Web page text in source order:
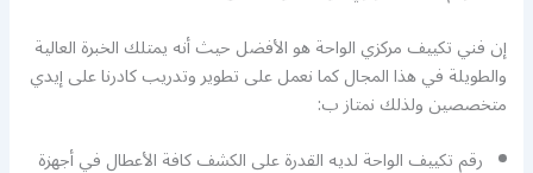
إن فني تكييف مركزي الواحة هو الأفضل حيث أنه يمتلك الخبرة العالية
والطويلة في هذا المجال كما نعمل على تطوير وتدريب كادرنا على إيدي
متخصصين ولذلك نمتاز ب:
رقم تكييف الواحة لديه القدرة على الكشف كافة الأعطال في أجهزة